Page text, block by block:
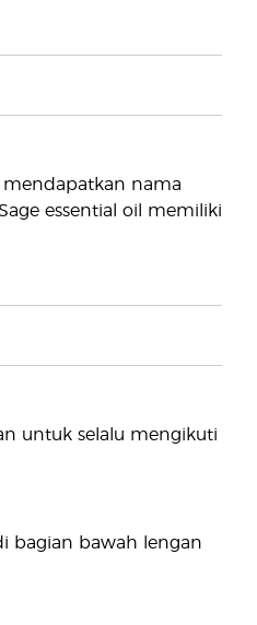
mendapatkan nama
essential oil memiliki
untuk selalu mengikuti
bagian bawah lengan